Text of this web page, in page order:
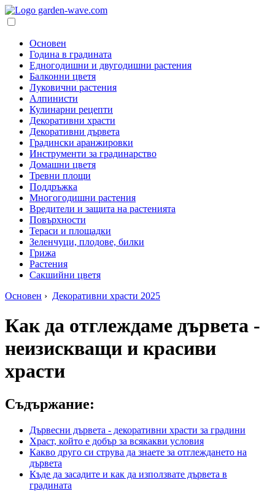
Основен
Година в градината
Едногодишни и двугодишни растения
Балконни цветя
Луковични растения
Алпинисти
Кулинарни рецепти
Декоративни храсти
Декоративни дървета
Градински аранжировки
Инструменти за градинарство
Домашни цветя
Тревни площи
Поддръжка
Многогодишни растения
Вредители и защита на растенията
Повърхности
Тераси и площадки
Зеленчуци, плодове, билки
Грижа
Растения
Сакшийни цветя
Основен › Декоративни храсти 2025
Как да отглеждаме дървета -
неизискващи и красиви
храсти
Съдържание:
Дървесни дървета - декоративни храсти за градини
Храст, който е добър за всякакви условия
Какво друго си струва да знаете за отглеждането на
дървета
Къде да засадите и как да използвате дървета в
градината